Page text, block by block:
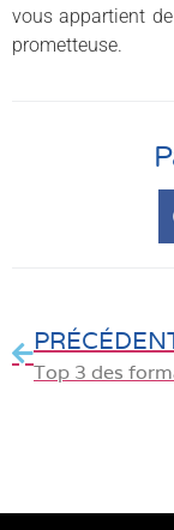
vous appartient
prometteuse.